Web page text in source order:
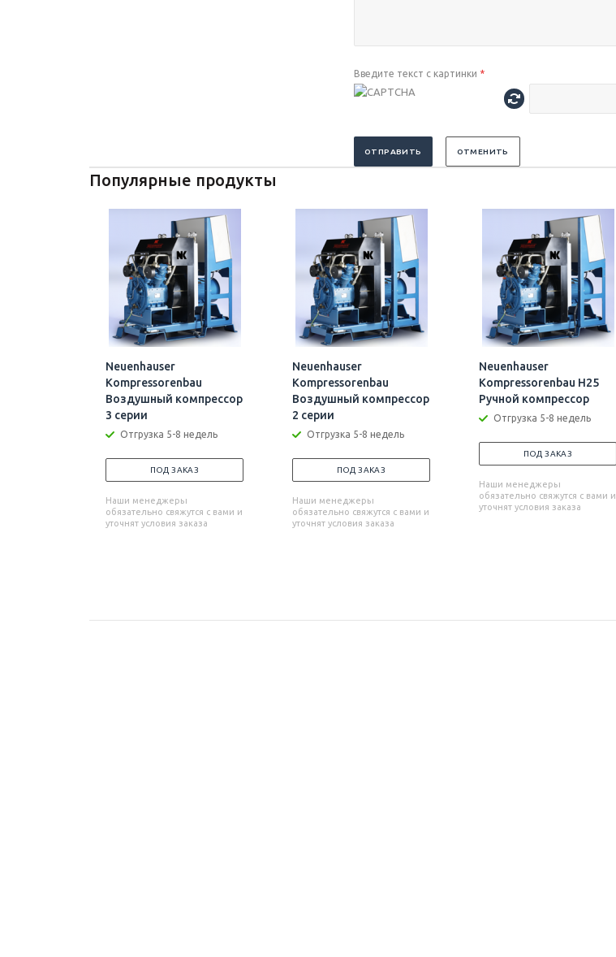
Введите текст с картинки *
ОТПРАВИТЬ ОТМЕНИТЬ
Популярные продукты
Neuenhauser
Kompressorenbau
Воздушный компрессор
3 серии
Отгрузка 5-8 недель
ПОД ЗАКАЗ
Наши менеджеры
обязательно свяжутся с вами и
уточнят условия заказа
Neuenhauser
Kompressorenbau
Воздушный компрессор
2 серии
Отгрузка 5-8 недель
ПОД ЗАКАЗ
Наши менеджеры
обязательно свяжутся с вами и
уточнят условия заказа
Neuenhauser
Kompressorenbau H25
Ручной компрессор
Отгрузка 5-8 недель
ПОД ЗАКАЗ
Наши менеджеры
обязательно свяжутся с вами и
уточнят условия заказа